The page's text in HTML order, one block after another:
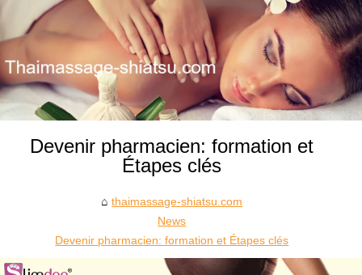
Devenir pharmacien: formation et
Étapes clés
thaimassage-shiatsu.com
News
Devenir pharmacien: formation et Étapes clés